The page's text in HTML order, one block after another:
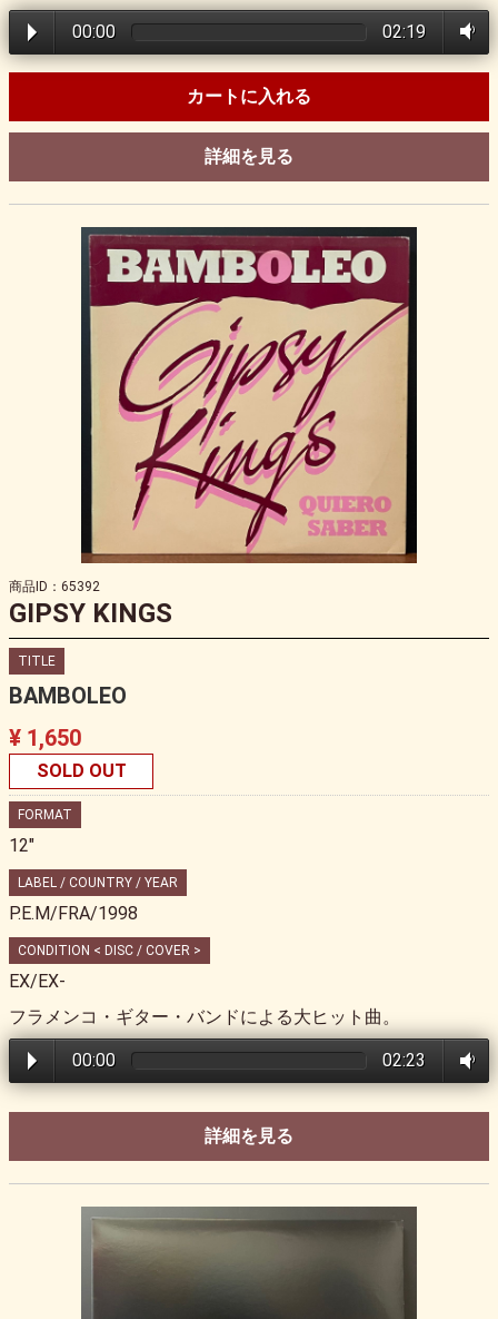
00:00 02:19
カートに入れる
詳細を見る
商品ID：65392
GIPSY KINGS
TITLE
BAMBOLEO
¥ 1,650
SOLD OUT
FORMAT
12"
LABEL / COUNTRY / YEAR
P.E.M/FRA/1998
CONDITION < DISC / COVER >
EX/EX-
フラメンコ・ギター・バンドによる大ヒット曲。
00:00 02:23
詳細を見る